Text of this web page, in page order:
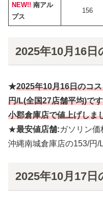
NEW!! 南アル
プス
156
2025年10月16
★2025年10月16日のコ
円/L(全国27店舗平均)で
小郡倉庫店で値上げしま
★最安値店舗:ガソリン価
沖縄南城倉庫店の153/円/L
2025年10月17